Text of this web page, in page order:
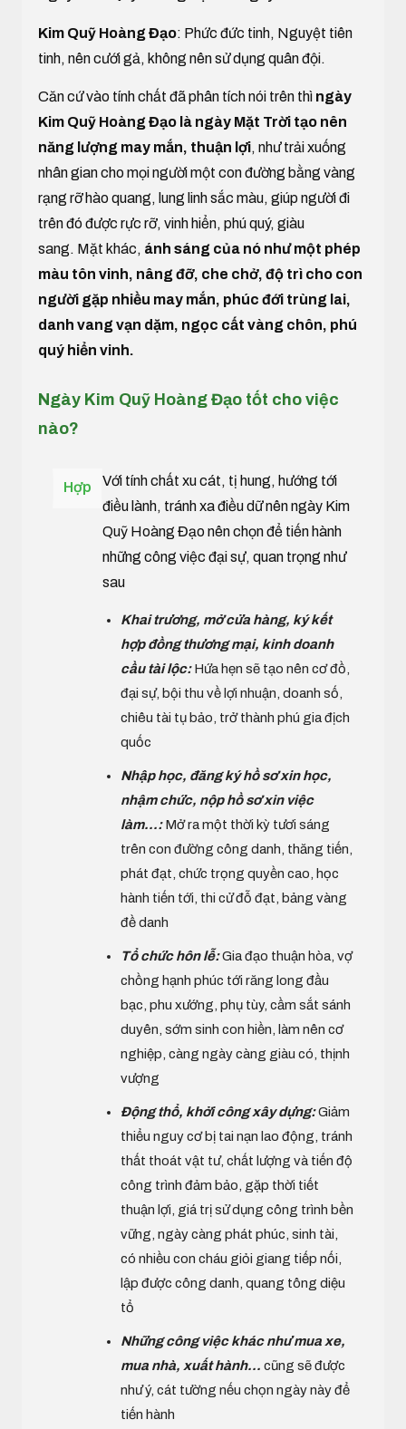
Kim Quỹ Hoàng Đạo: Phức đức tinh, Nguyệt tiên
tinh, nên cưới gả, không nên sử dụng quân đội.
Căn cứ vào tính chất đã phân tích nói trên thì ngày
Kim Quỹ Hoàng Đạo là ngày Mặt Trời tạo nên
năng lượng may mắn, thuận lợi, như trải xuống
nhân gian cho mọi người một con đường bằng vàng
rạng rỡ hào quang, lung linh sắc màu, giúp người đi
trên đó được rực rỡ, vinh hiển, phú quý, giàu
sang. Mặt khác, ánh sáng của nó như một phép
màu tôn vinh, nâng đỡ, che chở, độ trì cho con
người gặp nhiều may mắn, phúc đới trùng lai,
danh vang vạn dặm, ngọc cất vàng chôn, phú
quý hiển vinh.
Ngày Kim Quỹ Hoàng Đạo tốt cho việc
nào?
Hợp
Với tính chất xu cát, tị hung, hướng tới
điều lành, tránh xa điều dữ nên ngày Kim
Quỹ Hoàng Đạo nên chọn để tiến hành
những công việc đại sự, quan trọng như
sau
Khai trương, mở cửa hàng, ký kết
hợp đồng thương mại, kinh doanh
cầu tài lộc:Hứa hẹn sẽ tạo nên cơ đồ,
đại sự, bội thu về lợi nhuận, doanh số,
chiêu tài tụ bảo, trở thành phú gia địch
quốc
Nhập học, đăng ký hồ sơ xin học,
nhậm chức, nộp hồ sơ xin việc
làm...:Mở ra một thời kỳ tươi sáng
trên con đường công danh, thăng tiến,
phát đạt, chức trọng quyền cao, học
hành tiến tới, thi cử đỗ đạt, bảng vàng
đề danh
Tổ chức hôn lễ:Gia đạo thuận hòa, vợ
chồng hạnh phúc tới răng long đầu
bạc, phu xướng, phụ tùy, cầm sắt sánh
duyên, sớm sinh con hiền, làm nên cơ
nghiệp, càng ngày càng giàu có, thịnh
vượng
Động thổ, khởi công xây dựng:Giảm
thiểu nguy cơ bị tai nạn lao động, tránh
thất thoát vật tư, chất lượng và tiến độ
công trình đảm bảo, gặp thời tiết
thuận lợi, giá trị sử dụng công trình bền
vững, ngày càng phát phúc, sinh tài,
có nhiều con cháu giỏi giang tiếp nối,
lập được công danh, quang tông diệu
tổ
Những công việc khác như mua xe,
mua nhà, xuất hành... cũng sẽ được
như ý, cát tường nếu chọn ngày này để
tiến hành